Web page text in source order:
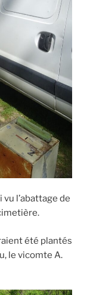
vu l’abattage de
été plantés
le vicomte A.